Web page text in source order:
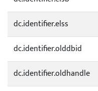
dc.identifier.elss
dc.identifier.olddbid
dc.identifier.oldhandle